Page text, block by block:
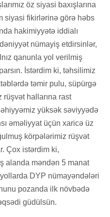
öz siyasi baxışlarına
siyasi fikirlərinə görə həbs
hakimiyyətə iddialı
nümayiş etdirsinlər,
qanunla yol verilmiş
İstərdim ki, təhsilimiz
təmir pulu, süpürgə
rüşvət hallarına rast
yüksək səviyyədə
əməliyyat üçün xaricə üz
körpələrimiz rüşvət
Çox istərdim ki,
alanda məndən 5 manat
DYP nümayəndələri
pozanda ilk növbədə
güdülsün.